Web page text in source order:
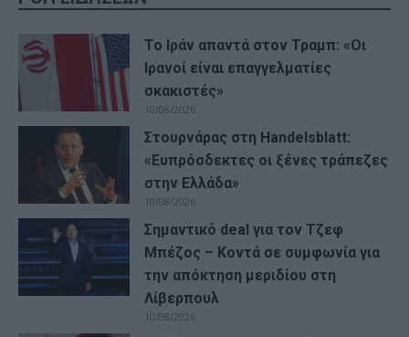
Το Ιράν απαντά στον Τραμπ: «Οι
Ιρανοί είναι επαγγελματίες
σκακιστές»
10/08/2026
Στουρνάρας στη Handelsblatt:
«Ευπρόσδεκτες οι ξένες τράπεζες
στην Ελλάδα»
10/08/2026
Σημαντικό deal για τον Τζεφ
Μπέζος – Κοντά σε συμφωνία για
την απόκτηση μεριδίου στη
Λίβερπουλ
10/08/2026